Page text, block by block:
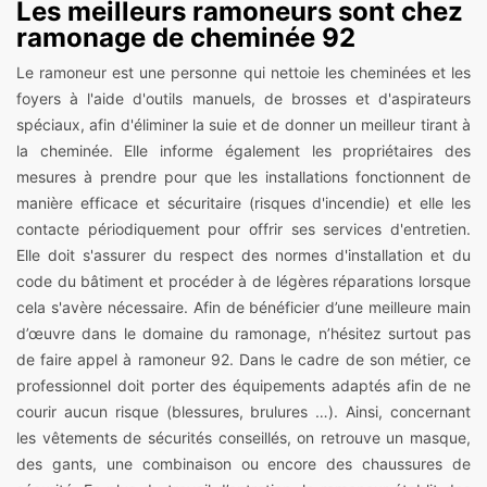
Les meilleurs ramoneurs sont chez
ramonage de cheminée 92
Le ramoneur est une personne qui nettoie les cheminées et les
foyers à l'aide d'outils manuels, de brosses et d'aspirateurs
spéciaux, afin d'éliminer la suie et de donner un meilleur tirant à
la cheminée. Elle informe également les propriétaires des
mesures à prendre pour que les installations fonctionnent de
manière efficace et sécuritaire (risques d'incendie) et elle les
contacte périodiquement pour offrir ses services d'entretien.
Elle doit s'assurer du respect des normes d'installation et du
code du bâtiment et procéder à de légères réparations lorsque
cela s'avère nécessaire. Afin de bénéficier d’une meilleure main
d’œuvre dans le domaine du ramonage, n’hésitez surtout pas
de faire appel à ramoneur 92. Dans le cadre de son métier, ce
professionnel doit porter des équipements adaptés afin de ne
courir aucun risque (blessures, brulures …). Ainsi, concernant
les vêtements de sécurités conseillés, on retrouve un masque,
des gants, une combinaison ou encore des chaussures de